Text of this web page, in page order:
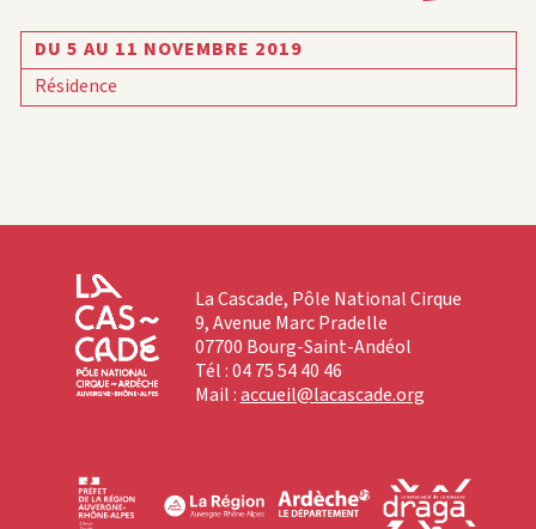
DU 5 AU 11 NOVEMBRE 2019
Résidence
La Cascade, Pôle National Cirque
9, Avenue Marc Pradelle
07700 Bourg-Saint-Andéol
Tél : 04 75 54 40 46
Mail :accueil@lacascade.org